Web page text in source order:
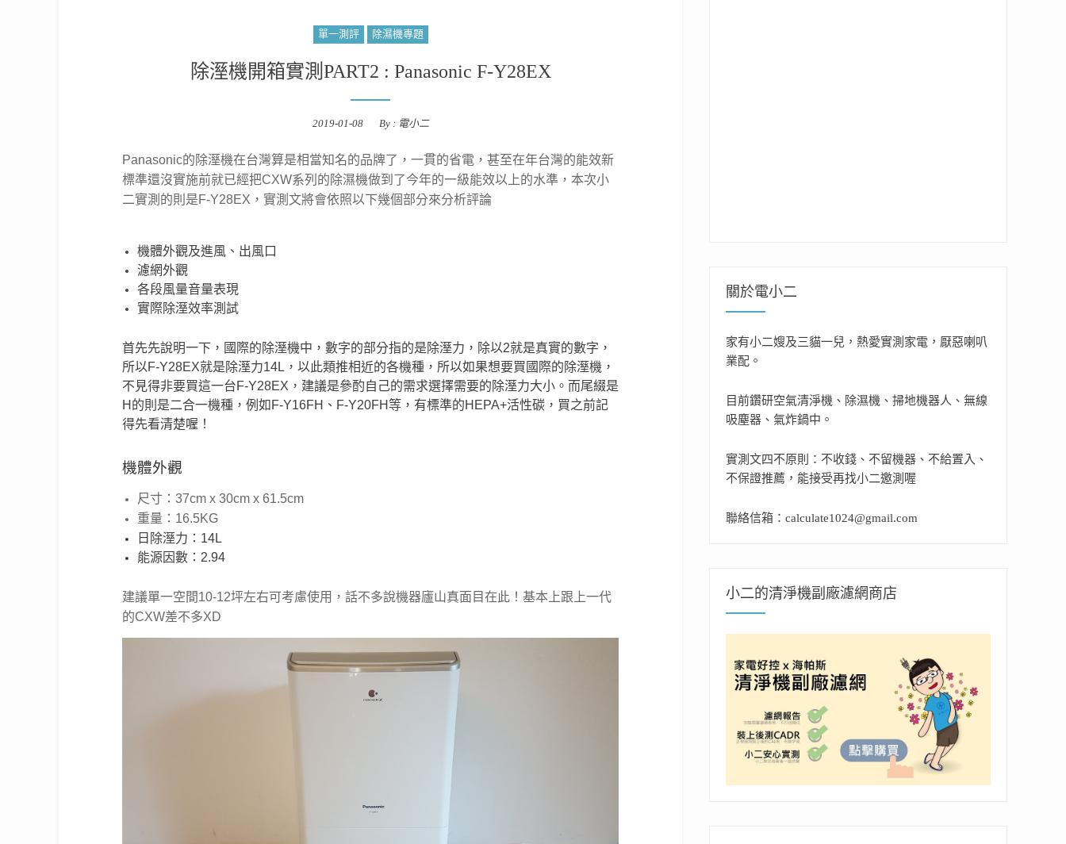
單一測評 除濕機專題
除溼機開箱實測PART2 : Panasonic F-Y28EX
Posted
2019-01-08 By : 電小二
Panasonic的除溼機在台灣算是相當知名的品牌了，一貫的省電，甚至在年台灣的能效新
標準還沒實施前就已經把CXW系列的除濕機做到了今年的一級能效以上的水準，本次小
二實測的則是F-Y28EX，實測文將會依照以下幾個部分來分析評論
機體外觀及進風、出風口
濾網外觀
各段風量音量表現
實際除溼效率測試
首先先說明一下，國際的除溼機中，數字的部分指的是除溼力，除以2就是真實的數字，
所以F-Y28EX就是除溼力14L，以此類推相近的各機種，所以如果想要買國際的除溼機，
不見得非要買這一台F-Y28EX，建議是參酌自己的需求選擇需要的除溼力大小。而尾綴是
H的則是二合一機種，例如F-Y16FH、F-Y20FH等，有標準的HEPA+活性碳，買之前記
得先看清楚喔！
機體外觀
尺寸：37cm x 30cm x 61.5cm
重量：16.5KG
日除溼力：14L
能源因數：2.94
建議單一空間10-12坪左右可考慮使用，話不多說機器廬山真面目在此！基本上跟上一代
的CXW差不多XD
關於電小二
家有小二嫂及三貓一兒，熱愛實測家電，厭惡喇叭
業配。
目前鑽研空氣清淨機、除濕機、掃地機器人、無線
吸塵器、氣炸鍋中。
實測文四不原則：不收錢、不留機器、不給置入、
不保證推薦，能接受再找小二邀測喔
聯絡信箱：calculate1024@gmail.com
小二的清淨機副廠濾網商店